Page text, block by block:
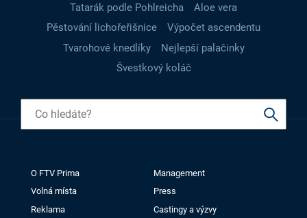
Tatarák podle Pohlreicha
Aloe vera
Pěstování lichořeřišnice
Výpočet ascendentu
Tvarohové knedlíky
Nejlepší palačinky
Švestkový koláč
O FTV Prima
Management
Volná místa
Press
Reklama
Castingy a výzvy